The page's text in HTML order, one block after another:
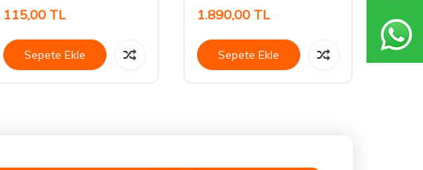
115,00 TL
Sepete Ekle
1.890,00 TL
Sepete Ekle